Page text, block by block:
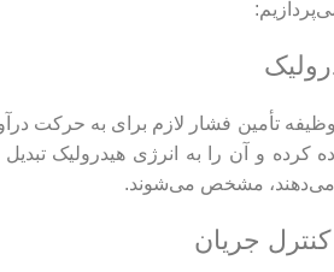
وظیفه تأمین فشار لازم برای به حرکت
کرده و آن را به انرژی هیدرولیک
می‌دهند، مشخص می‌شوند.